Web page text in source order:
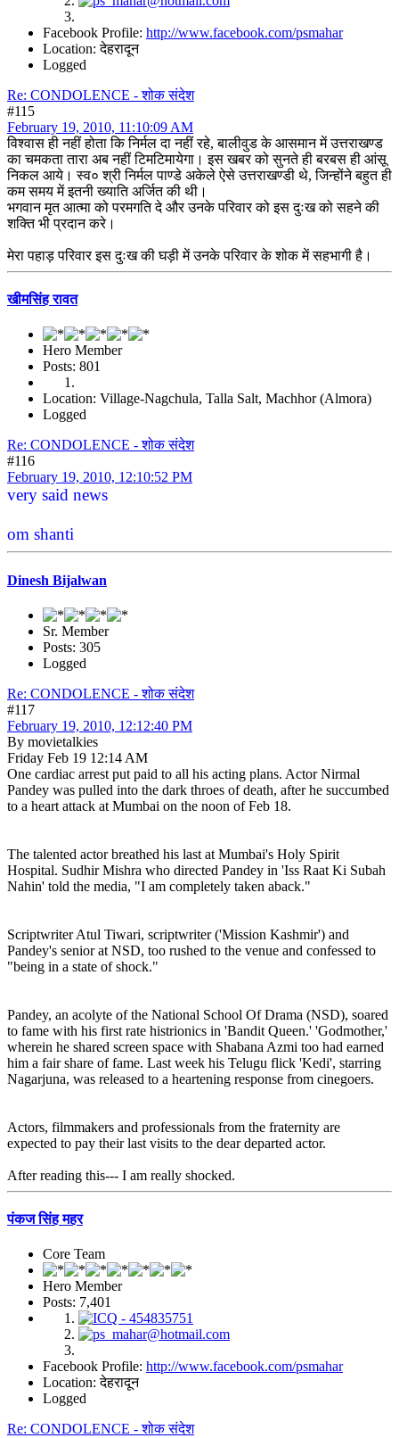
Facebook Profile: http://www.facebook.com/psmahar
Location: देहरादून
Logged
Re: CONDOLENCE - शोक संदेश
#115
February 19, 2010, 11:10:09 AM
विश्वास ही नहीं होता कि निर्मल दा नहीं रहे, बालीवुड के आसमान में उत्तराखण्ड
का चमकता तारा अब नहीं टिमटिमायेगा। इस खबर को सुनते ही बरबस ही आंसू
निकल आये। स्व० श्री निर्मल पाण्डे अकेले ऐसे उत्तराखण्डी थे, जिन्होंने बहुत ही
कम समय में इतनी ख्याति अर्जित की थी।
भगवान मृत आत्मा को परमगति दे और उनके परिवार को इस दुःख को सहने की
शक्ति भी प्रदान करे।
मेरा पहाड़ परिवार इस दुःख की घड़ी में उनके परिवार के शोक में सहभागी है।
खीमसिंह रावत
Hero Member
Posts: 801
Location: Village-Nagchula, Talla Salt, Machhor (Almora)
Logged
Re: CONDOLENCE - शोक संदेश
#116
February 19, 2010, 12:10:52 PM
very said news
om shanti
Dinesh Bijalwan
Sr. Member
Posts: 305
Logged
Re: CONDOLENCE - शोक संदेश
#117
February 19, 2010, 12:12:40 PM
By movietalkies
Friday Feb 19 12:14 AM
One cardiac arrest put paid to all his acting plans. Actor Nirmal
Pandey was pulled into the dark throes of death, after he succumbed
to a heart attack at Mumbai on the noon of Feb 18.
The talented actor breathed his last at Mumbai's Holy Spirit
Hospital. Sudhir Mishra who directed Pandey in 'Iss Raat Ki Subah
Nahin' told the media, "I am completely taken aback."
Scriptwriter Atul Tiwari, scriptwriter ('Mission Kashmir') and
Pandey's senior at NSD, too rushed to the venue and confessed to
"being in a state of shock."
Pandey, an acolyte of the National School Of Drama (NSD), soared
to fame with his first rate histrionics in 'Bandit Queen.' 'Godmother,'
wherein he shared screen space with Shabana Azmi too had earned
him a fair share of fame. Last week his Telugu flick 'Kedi', starring
Nagarjuna, was released to a heartening response from cinegoers.
Actors, filmmakers and professionals from the fraternity are
expected to pay their last visits to the dear departed actor.
After reading this--- I am really shocked.
पंकज सिंह महर
Core Team
Hero Member
Posts: 7,401
Facebook Profile: http://www.facebook.com/psmahar
Location: देहरादून
Logged
Re: CONDOLENCE - शोक संदेश